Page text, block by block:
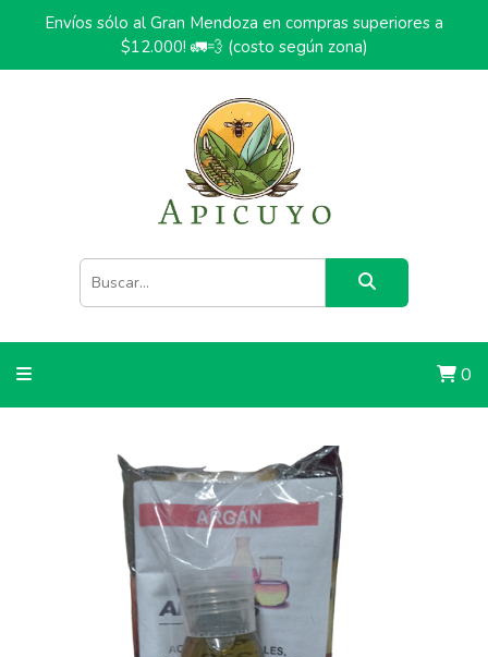
Envíos sólo al Gran Mendoza en compras superiores a
$12.000! 🚛💨 (costo según zona)
0